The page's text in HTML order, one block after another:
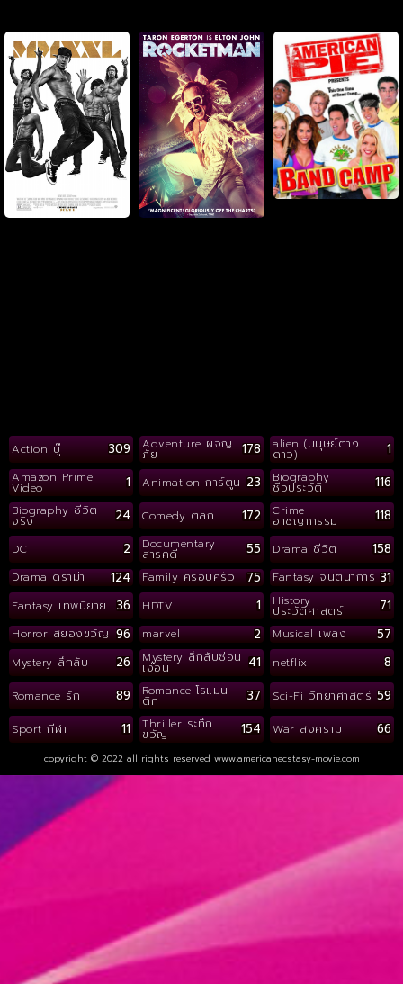
Action บู๊ 309 Adventure ผจญ
ภัย 178 alien (มนุษย์ต่าง
ดาว) 1
Amazon Prime
Video 1 Animation การ์ตูน 23 Biography
ชีวประวัติ 116
Biography ชีวิต
จริง 24 Comedy ตลก 172 Crime
อาชญากรรม 118
DC 2 Documentary
สารคดี 55 Drama ชีวิต 158
Drama ดราม่า 124 Family ครอบครัว 75 Fantasy จินตนาการ 31
Fantasy เทพนิยาย 36 HDTV 1 History
ประวัติศาสตร์ 71
Horror สยองขวัญ 96 marvel 2 Musical เพลง 57
Mystery ลึกลับ 26 Mystery ลึกลับซ่อน
เงื่อน 41 netflix 8
Romance รัก 89 Romance โรแมน
ติก 37 Sci-Fi วิทยาศาสตร์ 59
Sport กีฬา 11 Thriller ระทึก
ขวัญ 154 War สงคราม 66
copyright © 2022 all rights reserved www.americanecstasy-movie.com